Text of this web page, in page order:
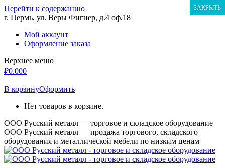
Перейти к содержанию
г. Пермь, ул. Веры Фигнер, д.4 оф.18
Мой аккаунт
Оформление заказа
Верхнее меню
₽0.000
В корзинуОформить
Нет товаров в корзине.
ООО Русский металл — торговое и складское оборудование
ООО Русский металл — продажа торгового, складского
оборудования и металлической мебели по низким ценам
ЗАКРЫТЬ